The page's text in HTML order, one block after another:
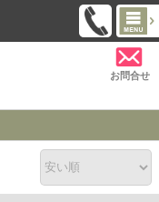
お問合せ